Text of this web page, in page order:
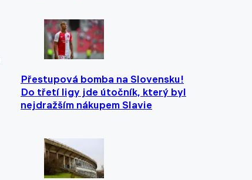
Přestupová bomba na Slovensku!
Do třetí ligy jde útočník, který byl
nejdražším nákupem Slavie